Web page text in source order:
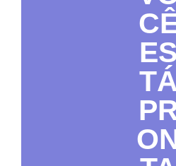
ES
TÁ